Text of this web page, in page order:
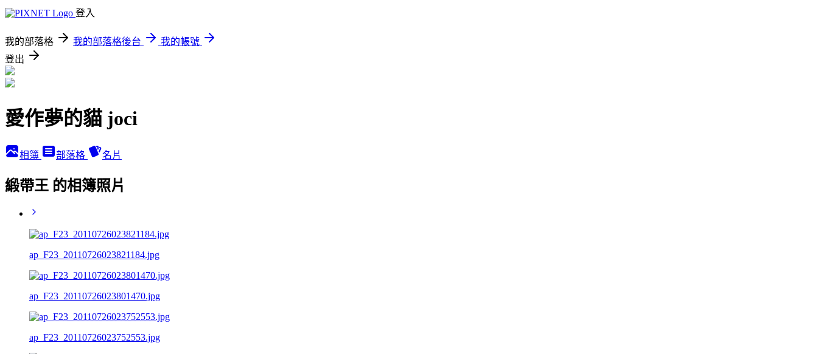
登入
我的部落格 我的部落格後台
我的帳號
登出
愛作夢的貓 joci
相簿 部落格 名片
緞帶王 的相簿照片
ap_F23_20110726023821184.jpg
ap_F23_20110726023801470.jpg
ap_F23_20110726023752553.jpg